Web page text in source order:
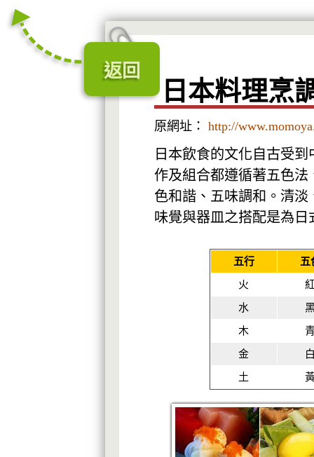
日本料理烹
原網址： http://
日本飲食的文化自古受
作及組合都遵循著五色
色和諧、五味調和。清
味覺與器皿之搭配是為日
五行 五
火
水
木
金
土
返回